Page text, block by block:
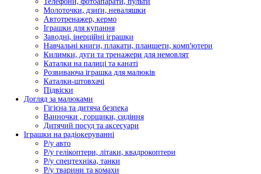
Молоточки, дзиґи, неваляшки
Автотренажер, кермо
Іграшки для купання
Заводні, інерційні іграшки
Навчальні книги, плакати, планшети, комп'ютери
Килимки, дуги та тренажери для немовлят
Каталки на палиці та канаті
Розвиваюча іграшка для малюків
Каталки-штовхачі
Підвіски
Догляд за малюками
Гігієна та дитяча безпека
Ванночки , горщики, сидіння
Дитячий посуд та аксесуари
Іграшки на радіокеруванні
Р/у авто
Р/у гелікоптери, літаки, квадрокоптери
Р/у спецтехніка, танки
Р/у тварини та комахи